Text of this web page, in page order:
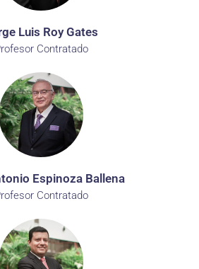
Luis Roy Gates
Contratado
Espinoza Ballena
Contratado